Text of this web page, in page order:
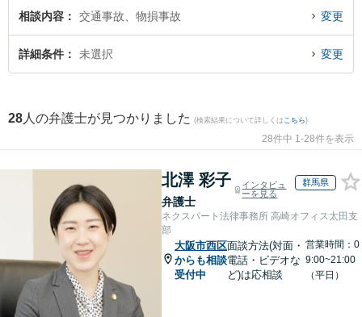
トラブル解決の実績豊富な近くの弁護士を検索したい』『初回相談無料で物損
事故を法律相談できる大阪市西区内の弁護士に相談予約したい』などでお困り
の相談者さんにおすすめです。
相談内容 交通事故、物損事故 変更
詳細条件 未選択 変更
28 人の弁護士が見つかりました (検索結果について詳しくは こちら)
28件中 1-28件を表示
北澤 彩子
弁護士
インタビュ
ーを見る
群馬県
ネクスパート法律事務所 高崎オフィス太田支
部
大阪市西区
からも相談
受付中
面談方法(対面・
電話・ビデオな
ど)は応相談
営業時間：0
9:00~21:00
（平日）